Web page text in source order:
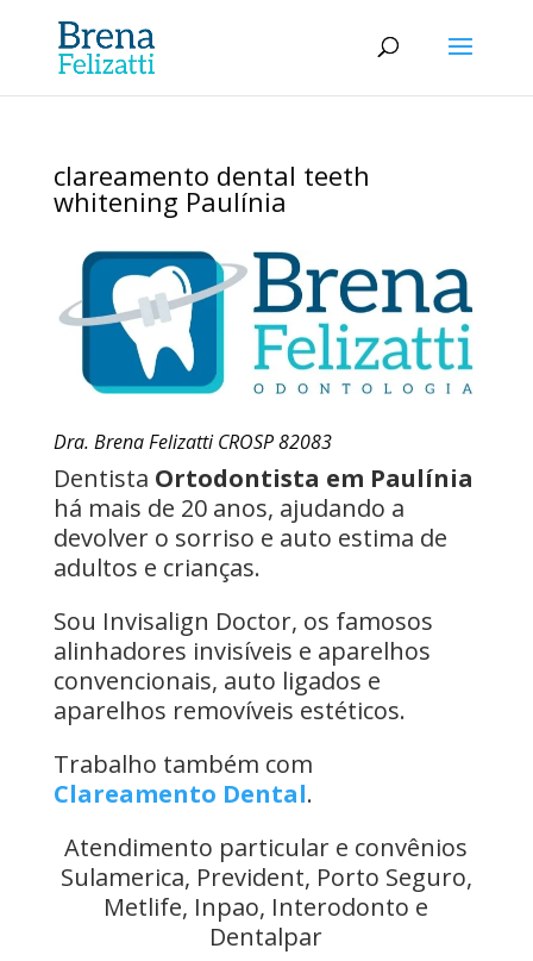
clareamento dental teeth
whitening Paulínia
Dra. Brena Felizatti CROSP 82083
Dentista Ortodontista em Paulínia
há mais de 20 anos, ajudando a
devolver o sorriso e auto estima de
adultos e crianças.
Sou Invisalign Doctor, os famosos
alinhadores invisíveis e aparelhos
convencionais, auto ligados e
aparelhos removíveis estéticos.
Trabalho também com
Clareamento Dental.
Atendimento particular e convênios
Sulamerica, Prevident, Porto Seguro,
Metlife, Inpao, Interodonto e
Dentalpar